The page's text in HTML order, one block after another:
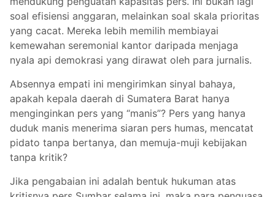
soal efisiensi anggaran, melainkan soal skala prioritas
yang cacat. Mereka lebih memilih membiayai
kemewahan seremonial kantor daripada menjaga
nyala api demokrasi yang dirawat oleh para jurnalis.
Absennya empati ini mengirimkan sinyal bahaya,
apakah kepala daerah di Sumatera Barat hanya
menginginkan pers yang “manis”? Pers yang hanya
duduk manis menerima siaran pers humas, mencatat
pidato tanpa bertanya, dan memuja-muji kebijakan
tanpa kritik?
Jika pengabaian ini adalah bentuk hukuman atas